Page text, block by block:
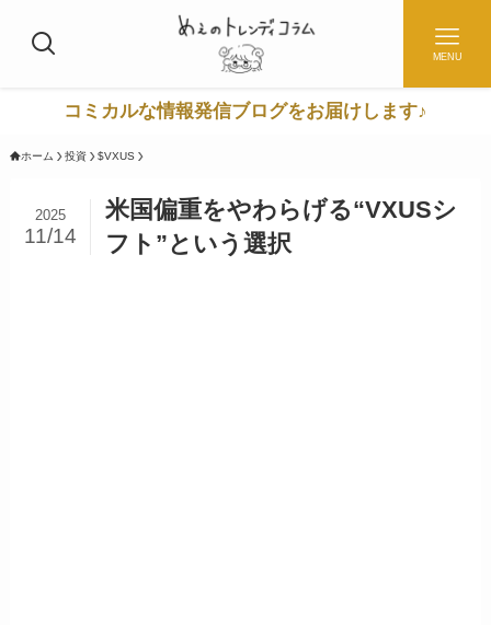
MENU
コミカルな情報発信ブログをお届けします♪
ホーム 投資 $VXUS
米国偏重をやわらげる“VXUSシ
フト”という選択
2025
11/14